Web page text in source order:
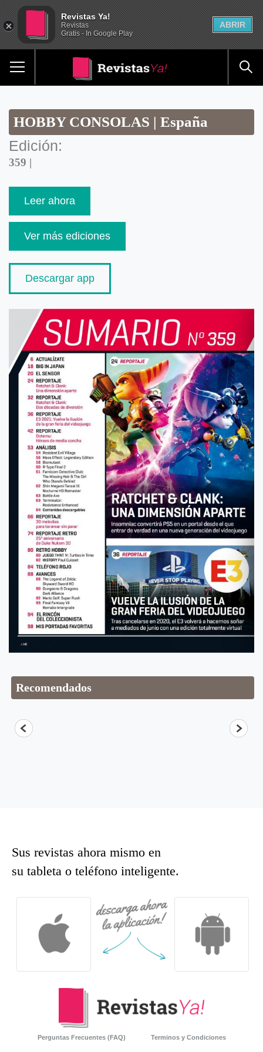
HOBBY CONSOLAS | España
Edición:
359 |
Leer ahora
Ver más ediciones
Descargar app
Recomendados
Sus revistas ahora mismo en
su tableta o teléfono inteligente.
Perguntas Frecuentes (FAQ) Terminos y Condiciones
Revistas Ya!
Revistas
Gratis - In Google Play
ABRIR